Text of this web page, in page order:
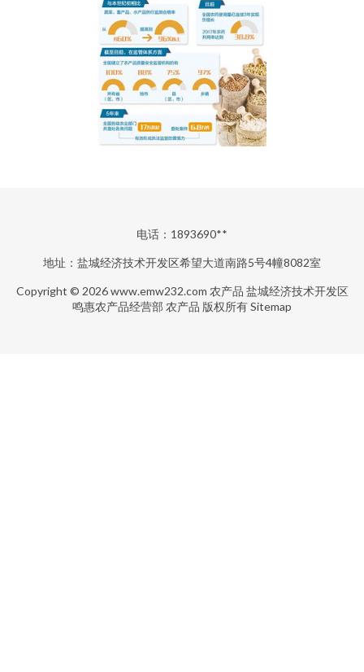
电话：1893690**
地址：盐城经济技术开发区希望大道南路5号4幢8082室
Copyright © 2026www.emw232.com 农产品 盐城经济技术开发区
鸣惠农产品经营部 农产品 版权所有Sitemap